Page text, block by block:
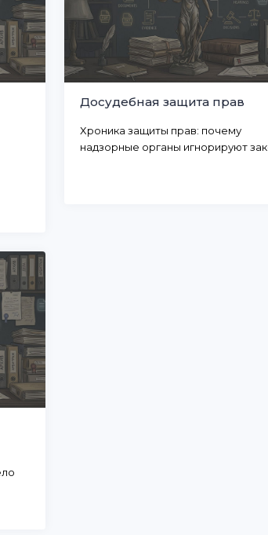
Досудебная защита прав
Хроника защиты прав: почему
надзорные органы игнорируют